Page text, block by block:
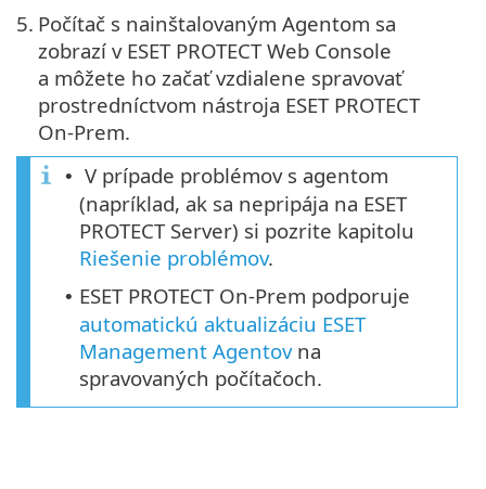
5. Počítač s nainštalovaným Agentom sa
zobrazí v ESET PROTECT Web Console
a môžete ho začať vzdialene spravovať
prostredníctvom nástroja ESET PROTECT
On-Prem.
• V prípade problémov s agentom
(napríklad, ak sa nepripája na ESET
PROTECT Server) si pozrite kapitolu
Riešenie problémov.
• ESET PROTECT On-Prem podporuje
automatickú aktualizáciu ESET
Management Agentovna
spravovaných počítačoch.